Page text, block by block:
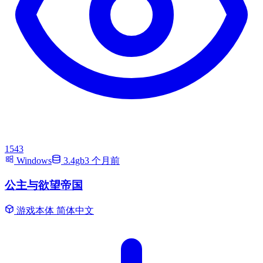
1543
Windows
3.4gb3 个月前
公主与欲望帝国
游戏本体 简体中文